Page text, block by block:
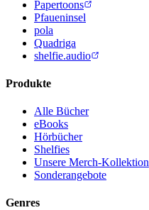
Papertoons
Pfaueninsel
pola
Quadriga
shelfie.audio
Produkte
Alle Bücher
eBooks
Hörbücher
Shelfies
Unsere Merch-Kollektion
Sonderangebote
Genres